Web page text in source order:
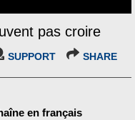
pas croire
SUPPORT SHARE
en français